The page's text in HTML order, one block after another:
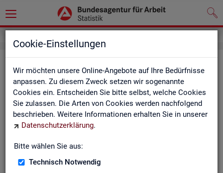
Cookie-Einstellungen
Wir möchten unsere Online-Angebote auf Ihre Bedürfnisse
anpassen. Zu diesem Zweck setzen wir sogenannte
Cookies ein. Entscheiden Sie bitte selbst, welche Cookies
Sie zulassen. Die Arten von Cookies werden nachfolgend
beschrieben. Weitere Informationen erhalten Sie in unserer
Datenschutzerklärung.
Bitte wählen Sie aus:
Technisch Notwendig
Ar­beits­lo­se und Ar­beits­lo­sen­quo­
ten - Deutsch­land, Län­der, Krei­se
und Ge­mein­den (Zeit­rei­he Mo­nats-
und Jah­res­zah­len)
nen über Ar­beits­lo­se nach Alter, Ge­schlecht, Staats­an­ge­hö­
rig­keit, Schwer­be­hin­de­rung und wei­te­re Merk­ma­le sowie Ar­
beits­lo­sen­quo­ten.